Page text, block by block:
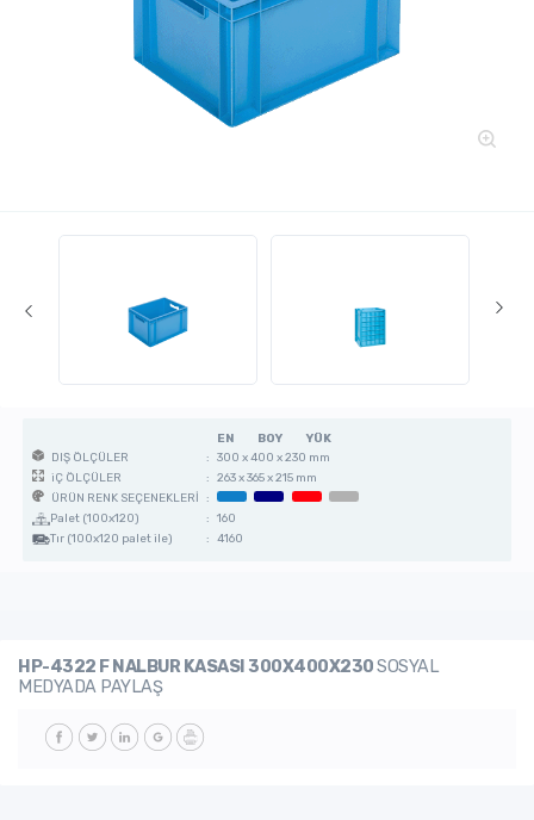
EN BOY
YÜK
DIŞ ÖLÇÜLER
: 300 x 400 x 230 mm
iÇ ÖLÇÜLER
: 263 x 365 x 215 mm
ÜRÜN RENK SEÇENEKLERİ :
Palet (100x120)
: 160
Tır (100x120 palet ile)
: 4160
HP-4322 F NALBUR KASASI 300X400X230SOSYAL
MEDYADA PAYLAŞ